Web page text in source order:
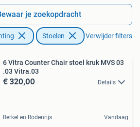
je zoekopdracht
Stoelen Verwijder filters
6 Vitra Counter Chair stoel kruk MVS 03
.03 Vitra.03
€ 320,00 Details
Berkel en Rodenrijs Vandaag